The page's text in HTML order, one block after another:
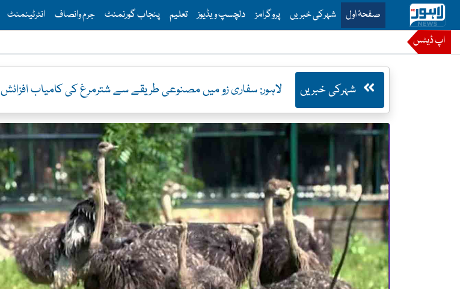
صفحۂ اولThis is the main menu for Lahore News
شہرکی خبریں پروگرامز دلچسپ ویڈیوز تعلیم پنجاب گورنمنٹ جرم وانصاف انٹرٹینمنٹ
اپ ڈیٹس
لاہور: سفاری زو میں مصنوعی طریقے سے شترمرغ کی کامیاب افزائش